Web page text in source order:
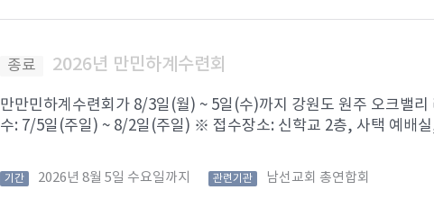
종료 2026년 만민하계수련회
만만민하계수련회가 8/3일(월) ~ 5일(수)까지 강원도 원주 오크밸
수: 7/5일(주일) ~ 8/2일(주일) ※ 접수장소: 신학교 2층, 사택 예배
기간 2026년 8월 5일 수요일까지 관련기관 남선교회 총연합회